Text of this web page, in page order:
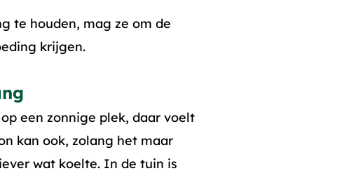
te houden, mag ze om de
krijgen.
een zonnige plek, daar voelt
kan ook, zolang het maar
wat koelte. In de tuin is